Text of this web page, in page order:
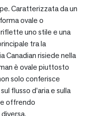
Caratterizzata da un
ovale o
uno stile e una
tra la
Canadian risiede nella
è ovale piuttosto
solo conferisce
flusso d’aria e sulla
offrendo